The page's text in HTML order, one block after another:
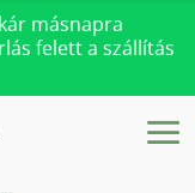
másnapra
felett a szállítás